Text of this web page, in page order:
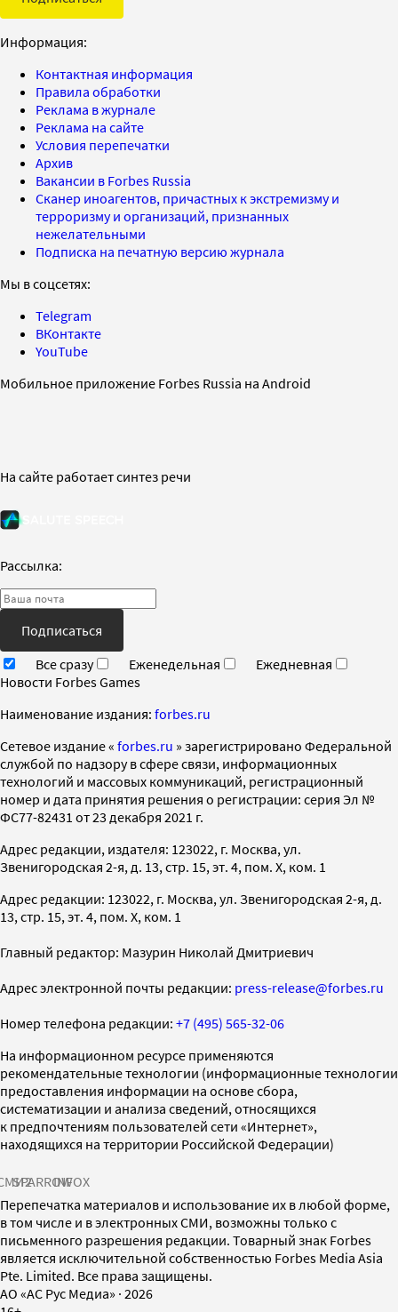
Информация:
Контактная информация
Правила обработки
Реклама в журнале
Реклама на сайте
Условия перепечатки
Архив
Вакансии в Forbes Russia
Сканер иноагентов, причастных к экстремизму и
терроризму и организаций, признанных
нежелательными
Подписка на печатную версию журнала
Мы в соцсетях:
Telegram
ВКонтакте
YouTube
Мобильное приложение Forbes Russia на Android
На сайте работает синтез речи
Рассылка:
Подписаться
Все сразу
Еженедельная
Ежедневная
Новости Forbes Games
Наименование издания: forbes.ru
Cетевое издание « forbes.ru » зарегистрировано Федеральной
службой по надзору в сфере связи, информационных
технологий и массовых коммуникаций, регистрационный
номер и дата принятия решения о регистрации: серия Эл №
ФС77-82431 от 23 декабря 2021 г.
Адрес редакции, издателя: 123022, г. Москва, ул.
Звенигородская 2-я, д. 13, стр. 15, эт. 4, пом. X, ком. 1
Адрес редакции: 123022, г. Москва, ул. Звенигородская 2-я, д.
13, стр. 15, эт. 4, пом. X, ком. 1
Главный редактор: Мазурин Николай Дмитриевич
Адрес электронной почты редакции: press-release@forbes.ru
Номер телефона редакции: +7 (495) 565-32-06
На информационном ресурсе применяются
рекомендательные технологии (информационные технологии
предоставления информации на основе сбора,
систематизации и анализа сведений, относящихся
к предпочтениям пользователей сети «Интернет»,
находящихся на территории Российской Федерации)
SPARROWINFOX
Перепечатка материалов и использование их в любой форме,
в том числе и в электронных СМИ, возможны только с
письменного разрешения редакции. Товарный знак Forbes
является исключительной собственностью Forbes Media Asia
Pte. Limited. Все права защищены.
AO «АС Рус Медиа» · 2026